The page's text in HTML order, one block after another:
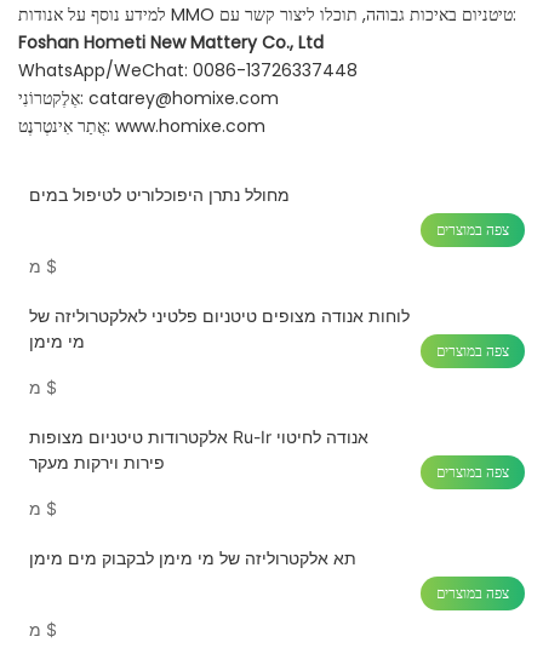
למידע נוסף על אנודות MMO טיטניום באיכות גבוהה, תוכלו ליצור קשר עם:
Foshan Hometi New Mattery Co., Ltd
WhatsApp/WeChat: 0086-13726337448
אֶלֶקטרוֹנִי: catarey@homixe.com
אֲתַר אִינטֶרנֶט: www.homixe.com
מחולל נתרן היפוכלוריט לטיפול במים
$
צפה במוצרים
לוחות אנודה מצופים טיטניום פלטיני לאלקטרוליזה של
מי מימן
$
צפה במוצרים
אלקטרודות טיטניום מצופות Ru-Ir אנודה לחיטוי
פירות וירקות מעקר
$
צפה במוצרים
תא אלקטרוליזה של מי מימן לבקבוק מים מימן
$
צפה במוצרים